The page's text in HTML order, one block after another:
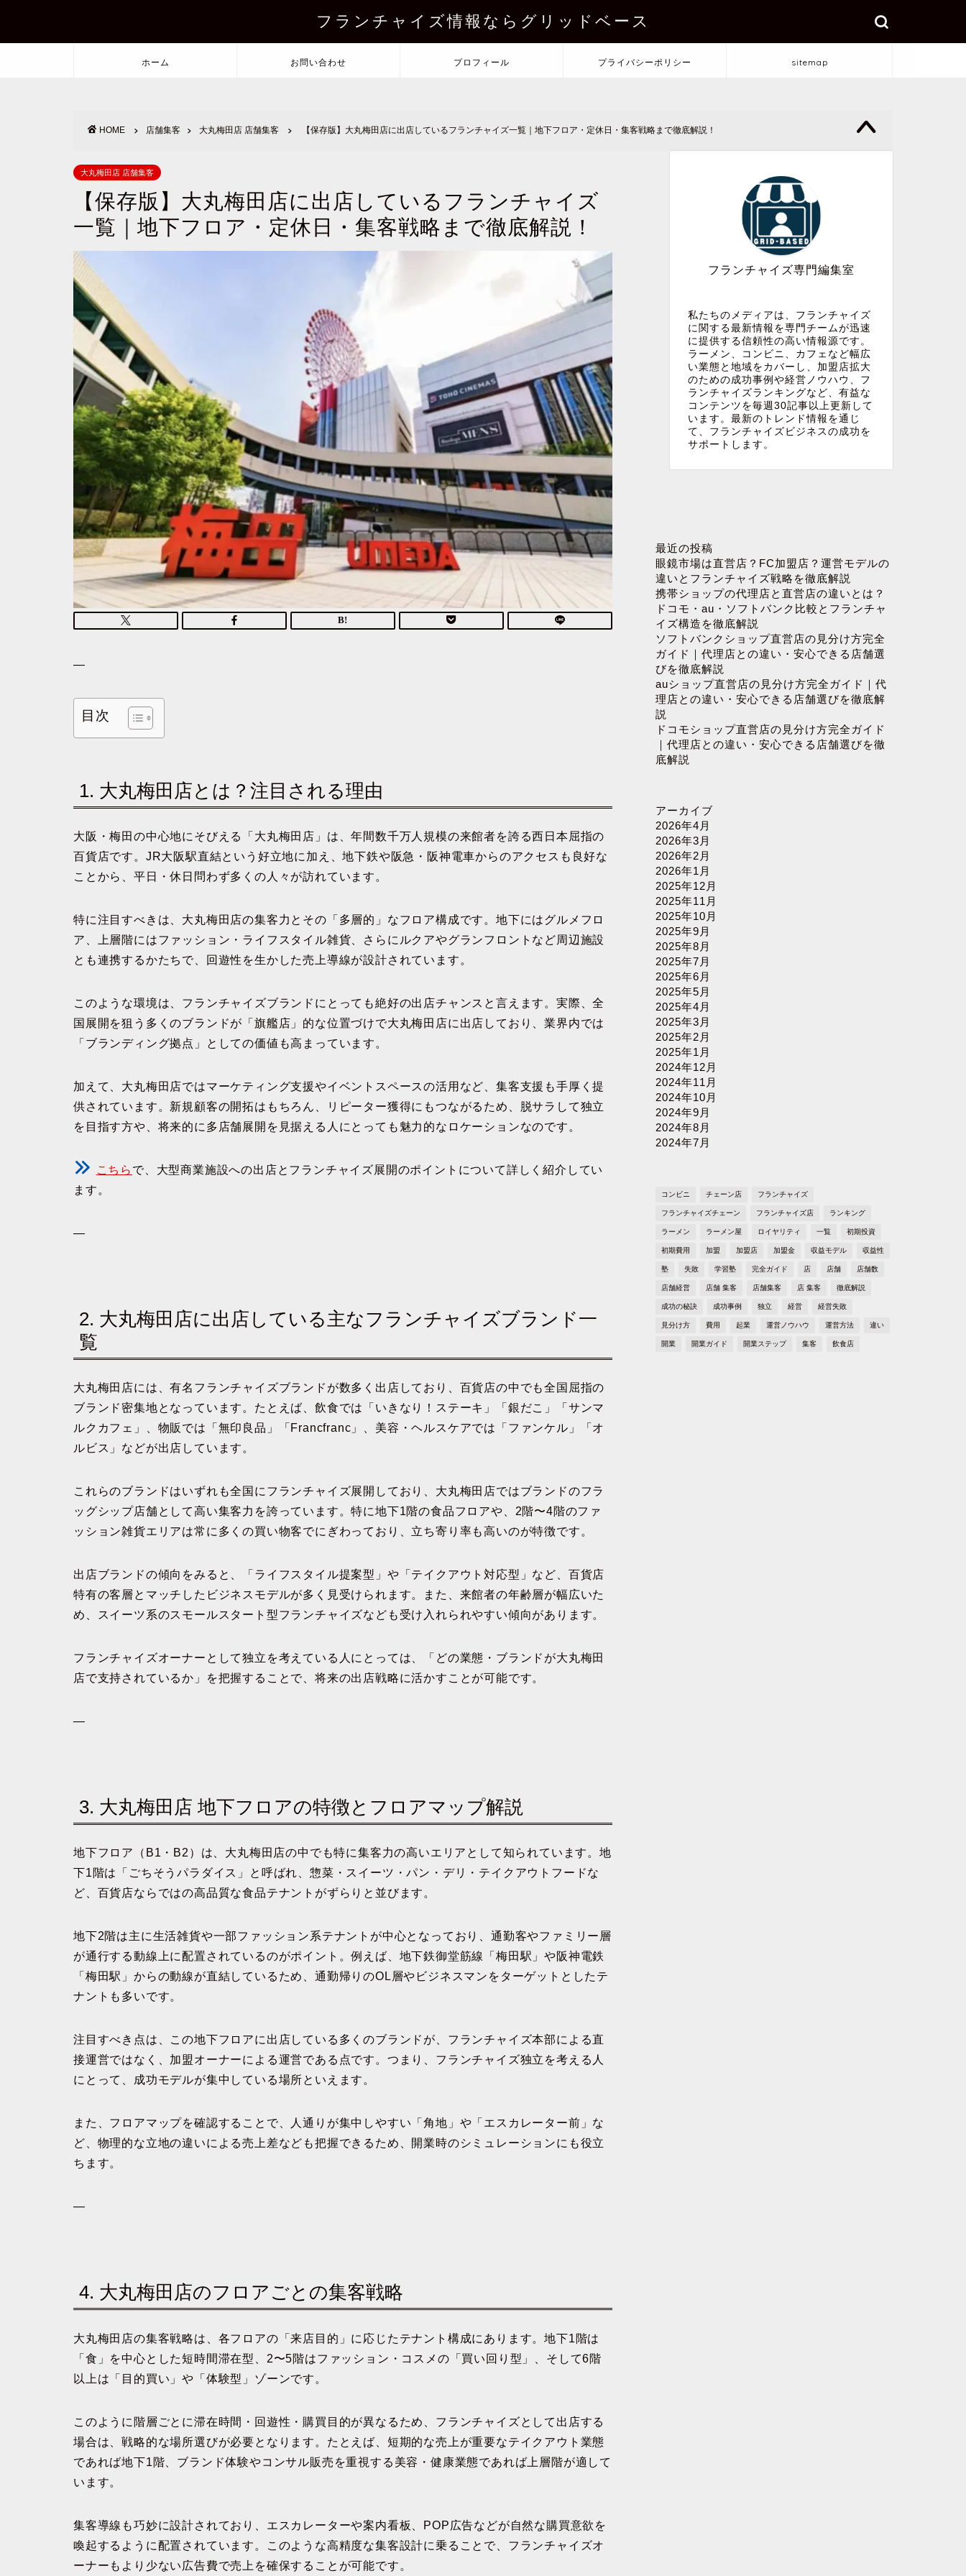
フランチャイズ情報ならグリッドベース
ホーム お問い合わせ プロフィール プライバシーポリシー sitemap
HOME 店舗集客 大丸梅田店 店舗集客 【保存版】大丸梅田店に出店しているフランチャイズ一覧｜地下フロア・定休日・集客戦略まで徹底解説！
大丸梅田店 店舗集客
【保存版】大丸梅田店に出店しているフランチャイズ
一覧｜地下フロア・定休日・集客戦略まで徹底解説！
—
目次
1. 大丸梅田店とは？注目される理由
大阪・梅田の中心地にそびえる「大丸梅田店」は、年間数千万人規模の来館者を誇る西日本屈指の
百貨店です。JR大阪駅直結という好立地に加え、地下鉄や阪急・阪神電車からのアクセスも良好な
ことから、平日・休日問わず多くの人々が訪れています。
特に注目すべきは、大丸梅田店の集客力とその「多層的」なフロア構成です。地下にはグルメフロ
ア、上層階にはファッション・ライフスタイル雑貨、さらにルクアやグランフロントなど周辺施設
とも連携するかたちで、回遊性を生かした売上導線が設計されています。
このような環境は、フランチャイズブランドにとっても絶好の出店チャンスと言えます。実際、全
国展開を狙う多くのブランドが「旗艦店」的な位置づけで大丸梅田店に出店しており、業界内では
「ブランディング拠点」としての価値も高まっています。
加えて、大丸梅田店ではマーケティング支援やイベントスペースの活用など、集客支援も手厚く提
供されています。新規顧客の開拓はもちろん、リピーター獲得にもつながるため、脱サラして独立
を目指す方や、将来的に多店舗展開を見据える人にとっても魅力的なロケーションなのです。
こちら で、大型商業施設への出店とフランチャイズ展開のポイントについて詳しく紹介してい
ます。
—
2. 大丸梅田店に出店している主なフランチャイズブランド一
覧
大丸梅田店には、有名フランチャイズブランドが数多く出店しており、百貨店の中でも全国屈指の
ブランド密集地となっています。たとえば、飲食では「いきなり！ステーキ」「銀だこ」「サンマ
ルクカフェ」、物販では「無印良品」「Francfranc」、美容・ヘルスケアでは「ファンケル」「オ
ルビス」などが出店しています。
これらのブランドはいずれも全国にフランチャイズ展開しており、大丸梅田店ではブランドのフラ
ッグシップ店舗として高い集客力を誇っています。特に地下1階の食品フロアや、2階〜4階のファ
ッション雑貨エリアは常に多くの買い物客でにぎわっており、立ち寄り率も高いのが特徴です。
出店ブランドの傾向をみると、「ライフスタイル提案型」や「テイクアウト対応型」など、百貨店
特有の客層とマッチしたビジネスモデルが多く見受けられます。また、来館者の年齢層が幅広いた
め、スイーツ系のスモールスタート型フランチャイズなども受け入れられやすい傾向があります。
フランチャイズオーナーとして独立を考えている人にとっては、「どの業態・ブランドが大丸梅田
店で支持されているか」を把握することで、将来の出店戦略に活かすことが可能です。
—
3. 大丸梅田店 地下フロアの特徴とフロアマップ解説
地下フロア（B1・B2）は、大丸梅田店の中でも特に集客力の高いエリアとして知られています。地
下1階は「ごちそうパラダイス」と呼ばれ、惣菜・スイーツ・パン・デリ・テイクアウトフードな
ど、百貨店ならではの高品質な食品テナントがずらりと並びます。
地下2階は主に生活雑貨や一部ファッション系テナントが中心となっており、通勤客やファミリー層
が通行する動線上に配置されているのがポイント。例えば、地下鉄御堂筋線「梅田駅」や阪神電鉄
「梅田駅」からの動線が直結しているため、通勤帰りのOL層やビジネスマンをターゲットとしたテ
ナントも多いです。
注目すべき点は、この地下フロアに出店している多くのブランドが、フランチャイズ本部による直
接運営ではなく、加盟オーナーによる運営である点です。つまり、フランチャイズ独立を考える人
にとって、成功モデルが集中している場所といえます。
また、フロアマップを確認することで、人通りが集中しやすい「角地」や「エスカレーター前」な
ど、物理的な立地の違いによる売上差なども把握できるため、開業時のシミュレーションにも役立
ちます。
—
4. 大丸梅田店のフロアごとの集客戦略
大丸梅田店の集客戦略は、各フロアの「来店目的」に応じたテナント構成にあります。地下1階は
「食」を中心とした短時間滞在型、2〜5階はファッション・コスメの「買い回り型」、そして6階
以上は「目的買い」や「体験型」ゾーンです。
このように階層ごとに滞在時間・回遊性・購買目的が異なるため、フランチャイズとして出店する
場合は、戦略的な場所選びが必要となります。たとえば、短期的な売上が重要なテイクアウト業態
であれば地下1階、ブランド体験やコンサル販売を重視する美容・健康業態であれば上層階が適して
います。
集客導線も巧妙に設計されており、エスカレーターや案内看板、POP広告などが自然な購買意欲を
喚起するように配置されています。このような高精度な集客設計に乗ることで、フランチャイズオ
ーナーもより少ない広告費で売上を確保することが可能です。
フランチャイズ専門編集室
私たちのメディアは、フランチャイズ
に関する最新情報を専門チームが迅速
に提供する信頼性の高い情報源です。
ラーメン、コンビニ、カフェなど幅広
い業態と地域をカバーし、加盟店拡大
のための成功事例や経営ノウハウ、フ
ランチャイズランキングなど、有益な
コンテンツを毎週30記事以上更新して
います。最新のトレンド情報を通じ
て、フランチャイズビジネスの成功を
サポートします。
最近の投稿
眼鏡市場は直営店？FC加盟店？運営モデルの
違いとフランチャイズ戦略を徹底解説
携帯ショップの代理店と直営店の違いとは？
ドコモ・au・ソフトバンク比較とフランチャ
イズ構造を徹底解説
ソフトバンクショップ直営店の見分け方完全
ガイド｜代理店との違い・安心できる店舗選
びを徹底解説
auショップ直営店の見分け方完全ガイド｜代
理店との違い・安心できる店舗選びを徹底解
説
ドコモショップ直営店の見分け方完全ガイド
｜代理店との違い・安心できる店舗選びを徹
底解説
アーカイブ
2026年4月
2026年3月
2026年2月
2026年1月
2025年12月
2025年11月
2025年10月
2025年9月
2025年8月
2025年7月
2025年6月
2025年5月
2025年4月
2025年3月
2025年2月
2025年1月
2024年12月
2024年11月
2024年10月
2024年9月
2024年8月
2024年7月
コンビニ チェーン店 フランチャイズ
フランチャイズチェーン フランチャイズ店 ランキング
ラーメン ラーメン屋 ロイヤリティ 一覧 初期投資
初期費用 加盟 加盟店 加盟金 収益モデル 収益性
塾 失敗 学習塾 完全ガイド 店 店舗 店舗数
店舗経営 店舗 集客 店舗集客 店 集客 徹底解説
成功の秘訣 成功事例 独立 経営 経営失敗
見分け方 費用 起業 運営ノウハウ 運営方法 違い
開業 開業ガイド 開業ステップ 集客 飲食店